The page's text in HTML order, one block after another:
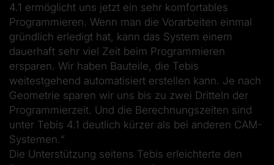
4.1 ermöglicht uns jetzt ein sehr komfortables
Programmieren. Wenn man die Vorarbeiten einmal
gründlich erledigt hat, kann das System einem
dauerhaft sehr viel Zeit beim Programmieren
ersparen. Wir haben Bauteile, die Tebis
weitestgehend automatisiert erstellen kann. Je nach
Geometrie sparen wir uns bis zu zwei Dritteln der
Programmierzeit. Und die Berechnungszeiten sind
unter Tebis 4.1 deutlich kürzer als bei anderen CAM-
Systemen.“
Die Unterstützung seitens Tebis erleichterte den